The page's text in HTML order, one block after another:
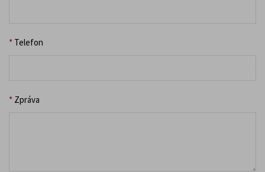
* Telefon
* Zpráva